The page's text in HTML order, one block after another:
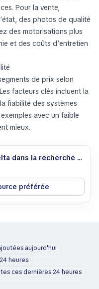
Pour la vente,
des photos de qualité
des motorisations plus
et des coûts d’entretien
de prix selon
facteurs clés incluent la
fiabilité des systèmes
avec un faible
mieux.
Voir plus de contenus zvelta dans la recherche Google
préférée
aujourd'hui
heures
ces dernières 24 heures